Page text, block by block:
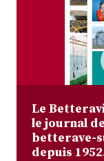
Le
le journal
betterave-
depuis